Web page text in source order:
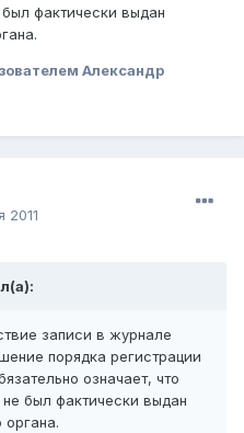
фактически выдан
Александр
2011
записи в журнале
порядка регистрации
означает, что
был фактически выдан